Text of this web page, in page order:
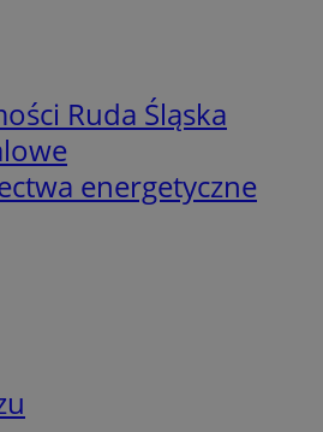
Ruda Śląska
energetyczne